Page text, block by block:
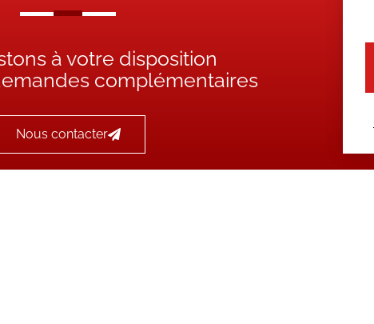
à votre disposition
complémentaires
Nous contacter